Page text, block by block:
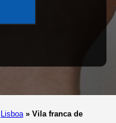
Lisboa » Vila franca de